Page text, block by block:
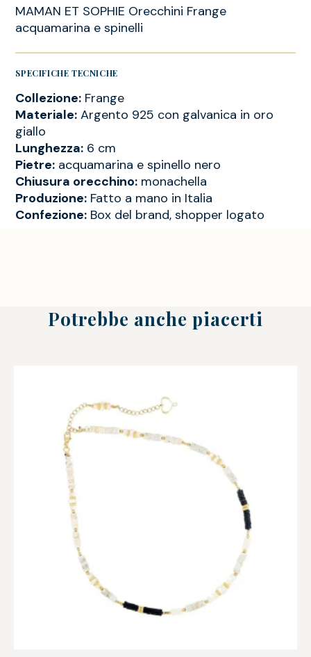
MAMAN ET SOPHIE Orecchini Frange
acquamarina e spinelli
SPECIFICHE TECNICHE
Collezione: Frange
Materiale: Argento 925 con galvanica in oro
giallo
Lunghezza: 6 cm
Pietre: acquamarina e spinello nero
Chiusura orecchino: monachella
Produzione: Fatto a mano in Italia
Confezione: Box del brand, shopper logato
Potrebbe anche piacerti